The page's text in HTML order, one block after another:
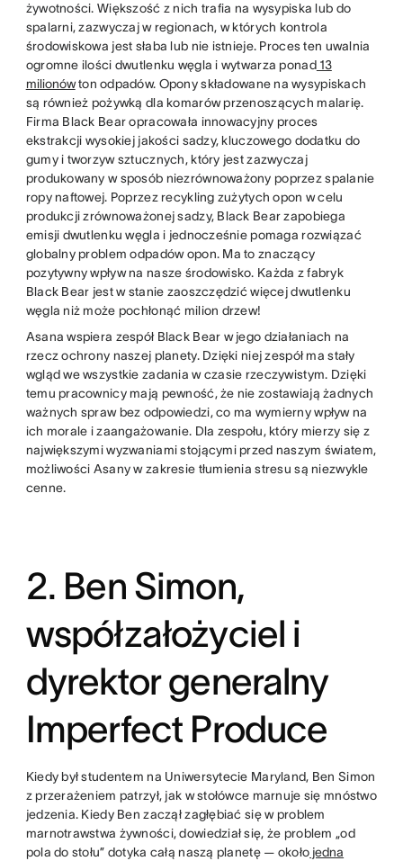
żywotności. Większość z nich trafia na wysypiska lub do
spalarni, zazwyczaj w regionach, w których kontrola
środowiskowa jest słaba lub nie istnieje. Proces ten uwalnia
ogromne ilości dwutlenku węgla i wytwarza ponad13
milionówton odpadów. Opony składowane na wysypiskach
są również pożywką dla komarów przenoszących malarię.
Firma Black Bear opracowała innowacyjny proces
ekstrakcji wysokiej jakości sadzy, kluczowego dodatku do
gumy i tworzyw sztucznych, który jest zazwyczaj
produkowany w sposób niezrównoważony poprzez spalanie
ropy naftowej. Poprzez recykling zużytych opon w celu
produkcji zrównoważonej sadzy, Black Bear zapobiega
emisji dwutlenku węgla i jednocześnie pomaga rozwiązać
globalny problem odpadów opon. Ma to znaczący
pozytywny wpływ na nasze środowisko. Każda z fabryk
Black Bear jest w stanie zaoszczędzić więcej dwutlenku
węgla niż może pochłonąć milion drzew!
Asana wspiera zespół Black Bear w jego działaniach na
rzecz ochrony naszej planety. Dzięki niej zespół ma stały
wgląd we wszystkie zadania w czasie rzeczywistym. Dzięki
temu pracownicy mają pewność, że nie zostawiają żadnych
ważnych spraw bez odpowiedzi, co ma wymierny wpływ na
ich morale i zaangażowanie. Dla zespołu, który mierzy się z
największymi wyzwaniami stojącymi przed naszym światem,
możliwości Asany w zakresie tłumienia stresu są niezwykle
cenne.
2. Ben Simon,
współzałożyciel i
dyrektor generalny
Imperfect Produce
Kiedy był studentem na Uniwersytecie Maryland, Ben Simon
z przerażeniem patrzył, jak w stołówce marnuje się mnóstwo
jedzenia. Kiedy Ben zaczął zagłębiać się w problem
marnotrawstwa żywności, dowiedział się, że problem „od
pola do stołu” dotyka całą naszą planetę — około jedna